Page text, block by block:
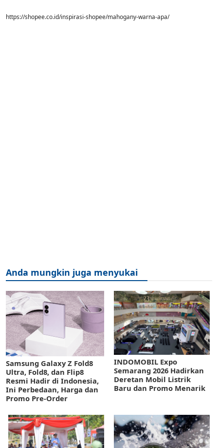
https://shopee.co.id/inspirasi-shopee/mahogany-warna-apa/
Anda mungkin juga menyukai
Samsung Galaxy Z Fold8
Ultra, Fold8, dan Flip8
Resmi Hadir di Indonesia,
Ini Perbedaan, Harga dan
Promo Pre-Order
INDOMOBIL Expo
Semarang 2026 Hadirkan
Deretan Mobil Listrik
Baru dan Promo Menarik